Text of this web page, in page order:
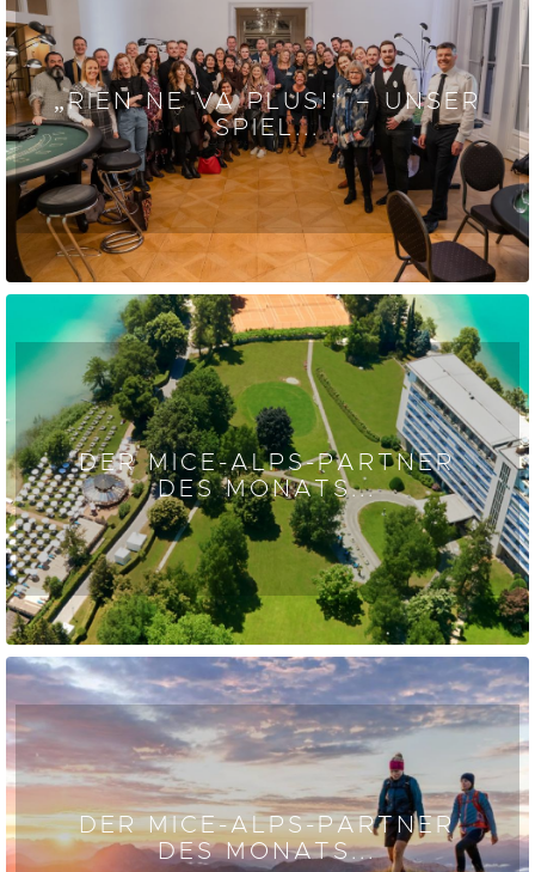
„RIEN NE VA PLUS!“ – UNSER
SPIEL...
DER MICE-ALPS-PARTNER
DES MONATS...
DER MICE-ALPS-PARTNER
DES MONATS...